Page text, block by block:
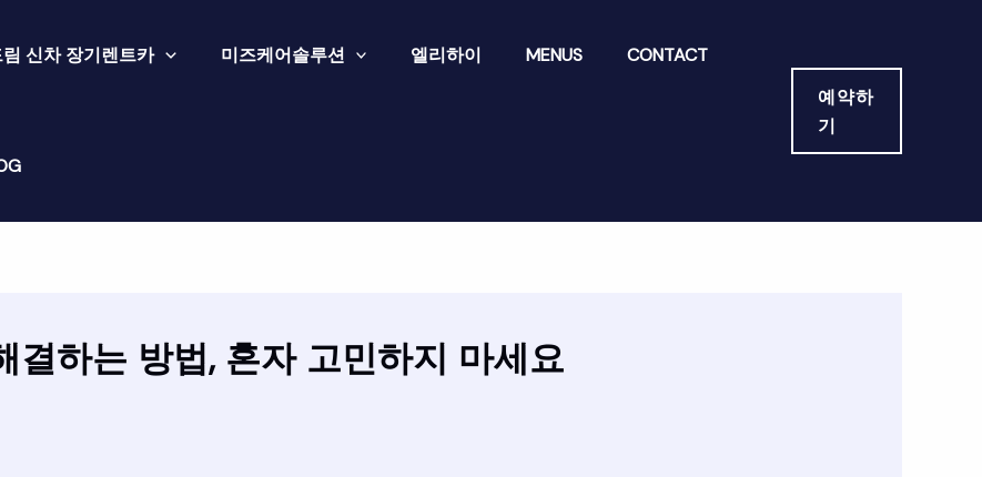
신차 장기렌트카 미즈케어솔루션 엘리하이 MENUS CONTACT
예약하
기
하는 방법, 혼자 고민하지 마세요